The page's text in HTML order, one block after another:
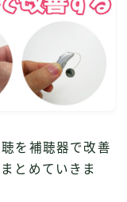
を補聴器で改善
とめていきま